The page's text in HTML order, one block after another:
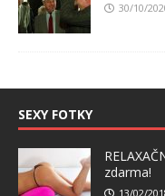
30/10/
SEXY FOTKY
zdarma!
13/02/